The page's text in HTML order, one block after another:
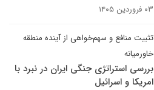
۰۳ فروردین ۱۴۰۵
تثبیت منافع و سهم‌خواهی از آینده منطقه
خاورمیانه
بررسی استراتژی جنگی ایران در نبرد با
امریکا و اسرائیل